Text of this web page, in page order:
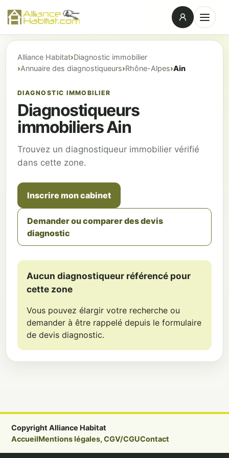
Alliance Habitat Diagnostic immobilier
Annuaire des diagnostiqueurs Rhône-Alpes Ain
DIAGNOSTIC IMMOBILIER
Diagnostiqueurs
immobiliers Ain
Trouvez un diagnostiqueur immobilier vérifié
dans cette zone.
Inscrire mon cabinet
Demander ou comparer des devis
diagnostic
Aucun diagnostiqueur référencé pour
cette zone
Vous pouvez élargir votre recherche ou
demander à être rappelé depuis le formulaire
de devis diagnostic.
Copyright Alliance Habitat
AccueilMentions légales, CGV/CGUContact